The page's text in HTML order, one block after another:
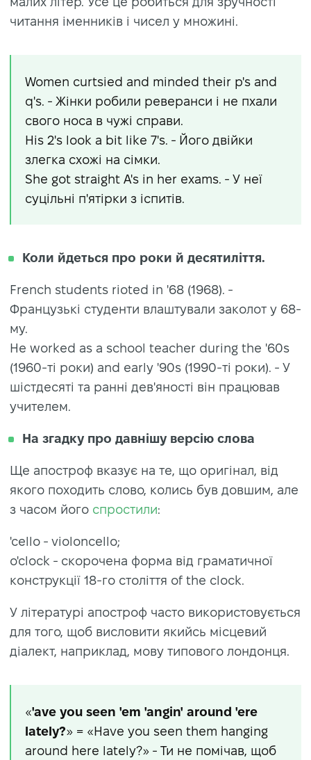
читання іменників і чисел у множині.
Women curtsied and minded their p's and
q's. - Жінки робили реверанси і не пхали
свого носа в чужі справи.
His 2's look a bit like 7's. - Його двійки
злегка схожі на сімки.
She got straight A's in her exams. - У неї
суцільні п'ятірки з іспитів.
Коли йдеться про роки й десятиліття.
French students rioted in '68 (1968). -
Французькі студенти влаштували заколот у 68-
му.
He worked as a school teacher during the '60s
(1960-ті роки) and early '90s (1990-ті роки). - У
шістдесяті та ранні дев'яності він працював
учителем.
На згадку про давнішу версію слова
Ще апостроф вказує на те, що оригінал, від
якого походить слово, колись був довшим, але
з часом його спростили:
'cello - violoncello;
o'clock - скорочена форма від граматичної
конструкції 18-го століття of the clock.
У літературі апостроф часто використовується
для того, щоб висловити якийсь місцевий
діалект, наприклад, мову типового лондонця.
«'ave you seen 'em 'angin' around 'ere
lately?» = «Have you seen them hanging
around here lately?» - Ти не помічав, щоб